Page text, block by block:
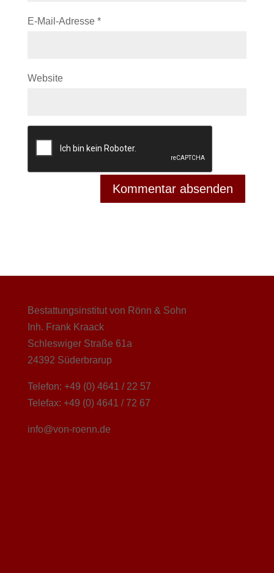
E-Mail-Adresse *
Website
Bestattungsinstitut von Rönn & Sohn
Inh. Frank Kraack
Schleswiger Straße 61a
24392 Süderbrarup
Telefon: +49 (0) 4641 / 22 57
Telefax: +49 (0) 4641 / 72 67
info@von-roenn.de